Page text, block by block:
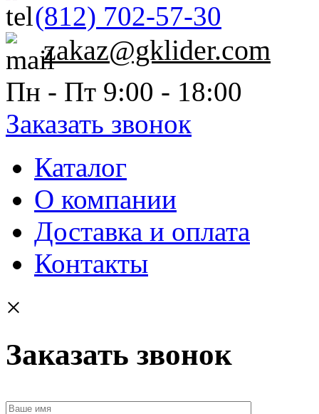
(812) 702-57-30
zakaz@gklider.com
Пн - Пт 9:00 - 18:00
Заказать звонок
Каталог
О компании
Доставка и оплата
Контакты
×
Заказать звонок